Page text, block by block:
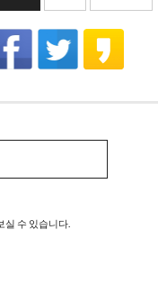
실 수 있습니다.